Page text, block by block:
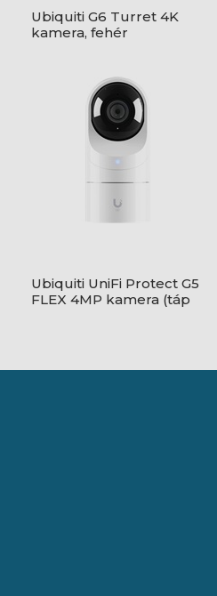
Ubiquiti G6 Turret 4K
kamera, fehér
Ubiquiti UniFi Protect G5
FLEX 4MP kamera (táp